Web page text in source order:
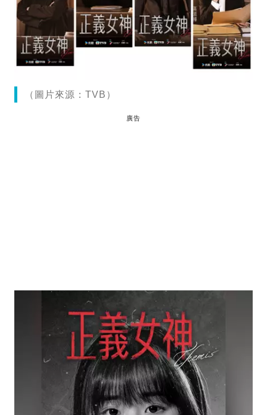
（圖片來源：TVB）
廣告